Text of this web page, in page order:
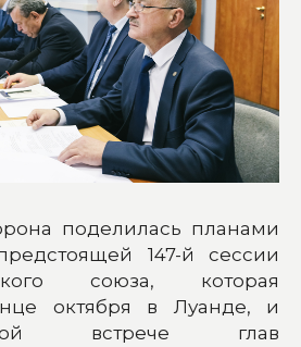
поделилась планами
147-й сессии
союза, которая
октября в Луанде, и
встрече глав